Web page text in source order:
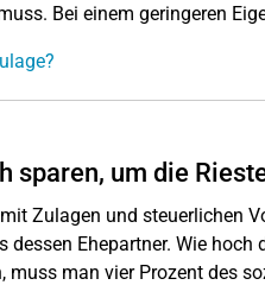
Bei einem geringeren
sparen, um die
Zulagen und steuerlichen
dessen Ehepartner. Wie
muss man vier Prozent des